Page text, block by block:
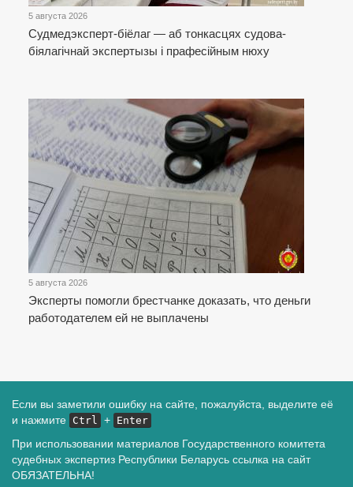
5 августа 2026
Cудмедэксперт-біёлаг — аб тонкасцях судова-
біялагічнай экспертызы і прафесійным нюху
5 августа 2026
Эксперты помогли брестчанке доказать, что деньги
работодателем ей не выплачены
Если вы заметили ошибку на сайте, пожалуйста, выделите её
и нажмите Ctrl + Enter
При использовании материалов Государственного комитета
судебных экспертиз Республики Беларусь ссылка на сайт
ОБЯЗАТЕЛЬНА!